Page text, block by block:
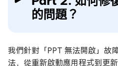
的問題？
我們針對「PPT 無法開啟」故
法，從重新啟動應用程式到更